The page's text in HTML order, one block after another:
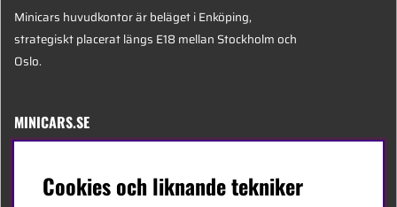
Minicars huvudkontor är beläget i Enköping,
strategiskt placerat längs E18 mellan Stockholm och
Oslo.
MINICARS.SE
Cookies och liknande tekniker